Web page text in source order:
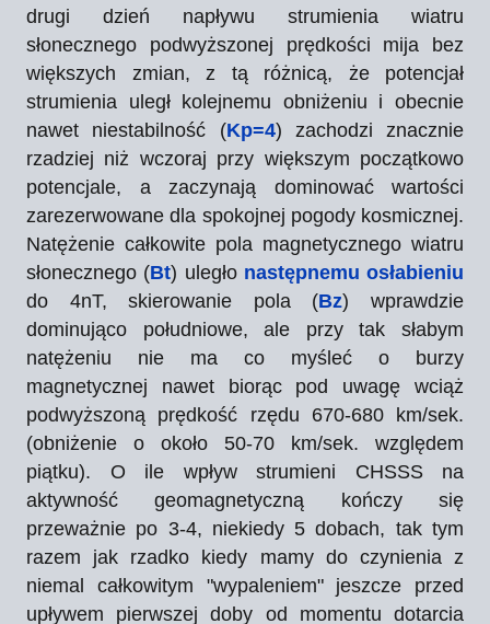
drugi dzień napływu strumienia wiatru
słonecznego podwyższonej prędkości mija bez
większych zmian, z tą różnicą, że potencjał
strumienia uległ kolejnemu obniżeniu i obecnie
nawet niestabilność (Kp=4) zachodzi znacznie
rzadziej niż wczoraj przy większym początkowo
potencjale, a zaczynają dominować wartości
zarezerwowane dla spokojnej pogody kosmicznej.
Natężenie całkowite pola magnetycznego wiatru
słonecznego (Bt) uległo następnemu osłabieniu
do 4nT, skierowanie pola (Bz) wprawdzie
dominująco południowe, ale przy tak słabym
natężeniu nie ma co myśleć o burzy
magnetycznej nawet biorąc pod uwagę wciąż
podwyższoną prędkość rzędu 670-680 km/sek.
(obniżenie o około 50-70 km/sek. względem
piątku). O ile wpływ strumieni CHSSS na
aktywność geomagnetyczną kończy się
przeważnie po 3-4, niekiedy 5 dobach, tak tym
razem jak rzadko kiedy mamy do czynienia z
niemal całkowitym "wypaleniem" jeszcze przed
upływem pierwszej doby od momentu dotarcia